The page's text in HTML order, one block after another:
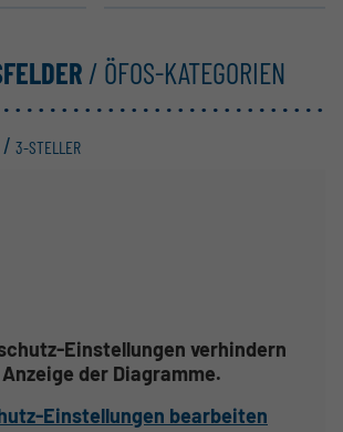
/ ÖFOS-KATEGORIEN
/ 3-STELLER
Einstellungen verhindern
der Diagramme.
Einstellungen bearbeiten